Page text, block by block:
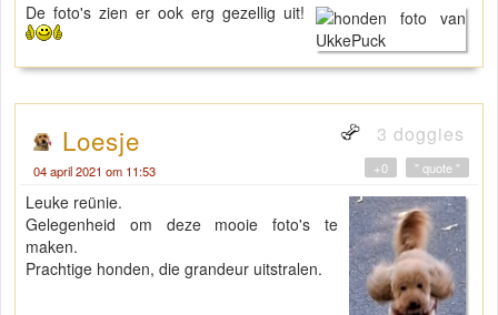
De foto's zien er ook erg gezellig uit!
Loesje 3 doggies
04 april 2021 om 11:53 " quote "
+0
Leuke reünie.
Gelegenheid om deze mooie foto's te
maken.
Prachtige honden, die grandeur uitstralen.